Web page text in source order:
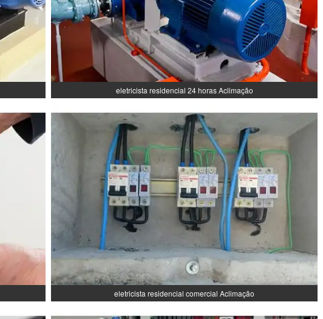
eletricista residencial 24 horas Aclimação
eletricista residencial comercial Aclimação